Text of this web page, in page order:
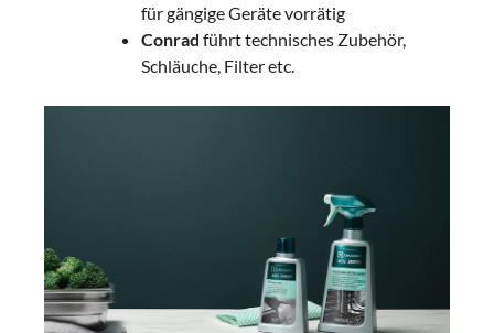
für gängige Geräte vorrätig
Conrad führt technisches Zubehör,
Schläuche, Filter etc.